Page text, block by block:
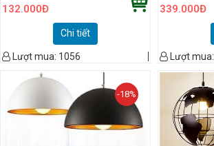
132.000Đ
Chi tiết
Lượt mua: 1056
339.000Đ
Lượt mua:
-18%